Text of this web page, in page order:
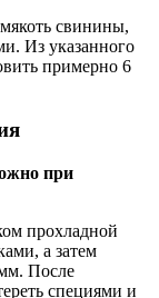
свинины,
Из указанного
примерно 6
при
прохладной
а затем
После
специями и